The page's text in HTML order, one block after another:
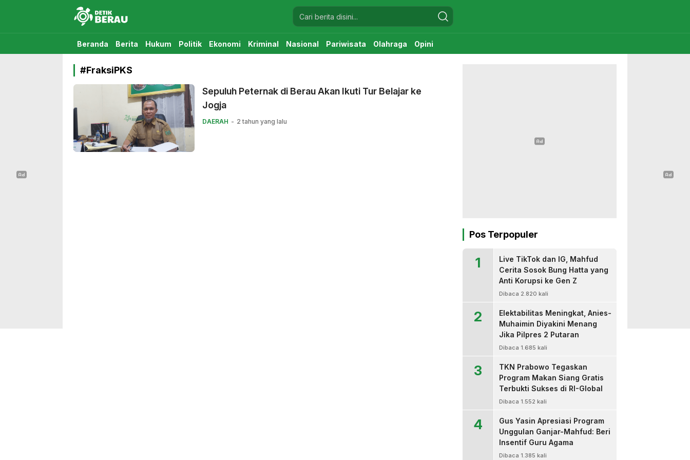
Detikberau.com
Media Diskusi Rakyat
Beranda Berita Hukum Politik Ekonomi Kriminal Nasional Pariwisata Olahraga Opini
#FraksiPKS
Sepuluh Peternak di Berau Akan Ikuti Tur Belajar ke
Jogja
DAERAH 2 tahun yang lalu
Pos Terpopuler
1
Live TikTok dan IG, Mahfud
Cerita Sosok Bung Hatta yang
Anti Korupsi ke Gen Z
Dibaca 2.820 kali
2
Elektabilitas Meningkat, Anies-
Muhaimin Diyakini Menang
Jika Pilpres 2 Putaran
Dibaca 1.685 kali
3
TKN Prabowo Tegaskan
Program Makan Siang Gratis
Terbukti Sukses di RI-Global
Dibaca 1.552 kali
4
Gus Yasin Apresiasi Program
Unggulan Ganjar-Mahfud: Beri
Insentif Guru Agama
Dibaca 1.385 kali